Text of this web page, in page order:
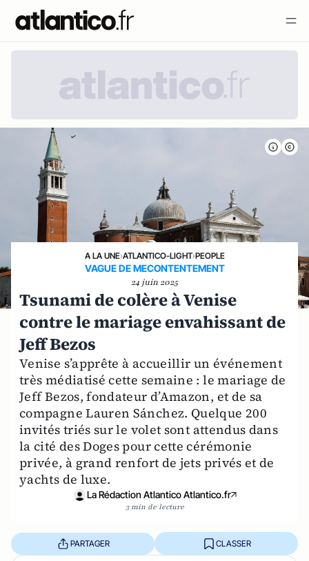
A LA UNE›ATLANTICO-LIGHT›PEOPLE
VAGUE DE MECONTENTEMENT
24 juin 2025
Tsunami de colère à Venise
contre le mariage envahissant de
Jeff Bezos
Venise s’apprête à accueillir un événement
très médiatisé cette semaine : le mariage de
Jeff Bezos, fondateur d’Amazon, et de sa
compagne Lauren Sánchez. Quelque 200
invités triés sur le volet sont attendus dans
la cité des Doges pour cette cérémonie
privée, à grand renfort de jets privés et de
yachts de luxe.
La Rédaction Atlantico Atlantico.fr
3 min de lecture
PARTAGER CLASSER